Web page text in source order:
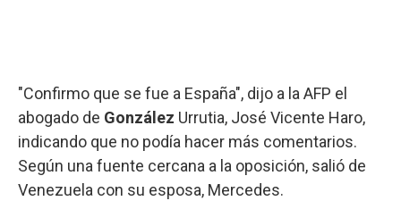
"Confirmo que se fue a España", dijo a la AFP el
abogado de González Urrutia, José Vicente Haro,
indicando que no podía hacer más comentarios.
Según una fuente cercana a la oposición, salió de
Venezuela con su esposa, Mercedes.